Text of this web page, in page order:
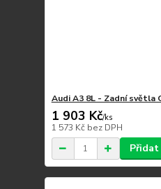
Audi A3 8L - Zadní světla
1 903 Kč/ks
1 573 Kč bez DPH